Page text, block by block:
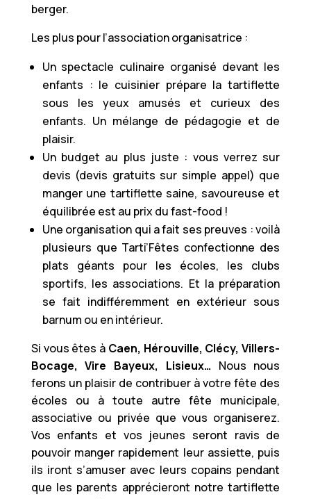
berger.
Les plus pour l’association organisatrice :
Un spectacle culinaire organisé devant les
enfants : le cuisinier prépare la tartiflette
sous les yeux amusés et curieux des
enfants. Un mélange de pédagogie et de
plaisir.
Un budget au plus juste : vous verrez sur
devis (devis gratuits sur simple appel) que
manger une tartiflette saine, savoureuse et
équilibrée est au prix du fast-food !
Une organisation qui a fait ses preuves : voilà
plusieurs que Tarti’Fêtes confectionne des
plats géants pour les écoles, les clubs
sportifs, les associations. Et la préparation
se fait indifféremment en extérieur sous
barnum ou en intérieur.
Si vous êtes à Caen, Hérouville, Clécy, Villers-
Bocage, Vire Bayeux, Lisieux… Nous nous
ferons un plaisir de contribuer à votre fête des
écoles ou à toute autre fête municipale,
associative ou privée que vous organiserez.
Vos enfants et vos jeunes seront ravis de
pouvoir manger rapidement leur assiette, puis
ils iront s’amuser avec leurs copains pendant
que les parents apprécieront notre tartiflette